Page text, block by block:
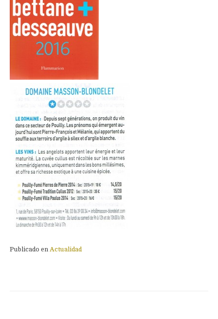
Publicado en Actualidad